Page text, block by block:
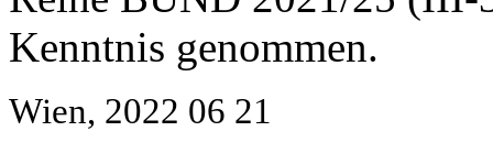
Kenntnis genommen.
Wien, 2022 06 21